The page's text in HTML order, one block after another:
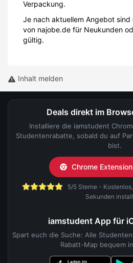
Verpackung.
Je nach aktuellem Angebot sind
von najobe.de für Neukunden
gültig.
Inhalt melden
Deals direkt im
Installiere die iamstudent
Studentenrabatte, sobald du auf
bist.
Chrome
5/5 Sterne - Kostenlos,
Sekunden
iamstudent App für
Spart euch die Suche: Alle
Rabatt-Map bequem